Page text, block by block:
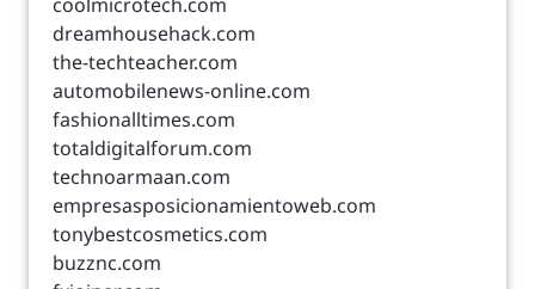
dreamhousehack.com
the-techteacher.com
automobilenews-online.com
fashionalltimes.com
totaldigitalforum.com
technoarmaan.com
empresasposicionamientoweb.com
tonybestcosmetics.com
buzznc.com